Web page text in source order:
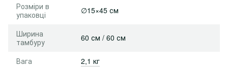
Розміри в
упаковці
∅15×45 см
Ширина
тамбуру
60 см / 60 см
Вага 2,1 кг